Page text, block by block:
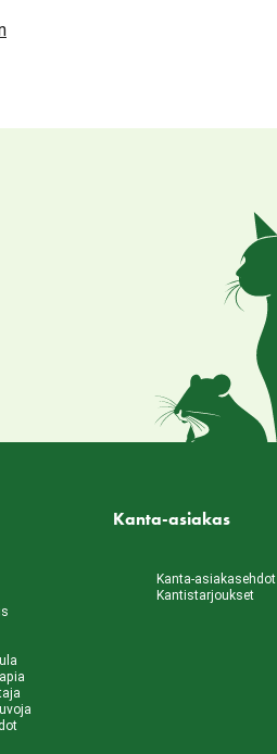
Kanta-asiakas
Kanta-asiakasehdot
Kantistarjoukset